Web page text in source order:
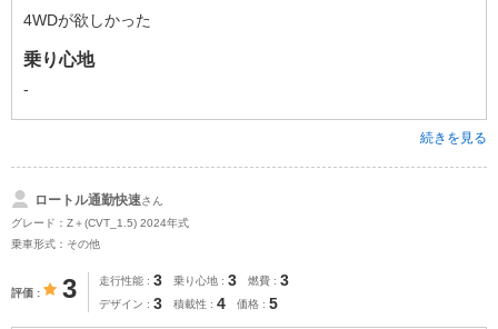
4WDが欲しかった
乗り心地
-
続きを見る
ロートル通勤快速さん
グレード：Z＋(CVT_1.5) 2024年式
乗車形式：その他
評価 3 走行性能 3 乗り心地 3 燃費 3
デザイン 3 積載性 4 価格 5